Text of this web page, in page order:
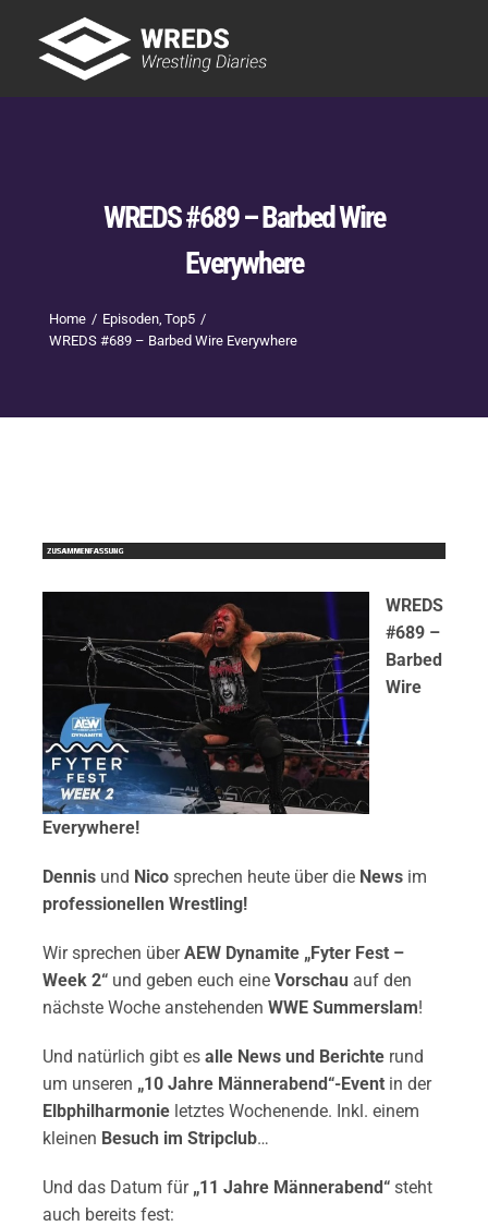
content
WREDS #689 – Barbed Wire
Everywhere
Home Episoden Top5
WREDS #689 – Barbed Wire Everywhere
WREDS
#689 –
Barbed
Wire
Everywhere!
Dennis und Nico sprechen heute über die News im
professionellen Wrestling!
Wir sprechen überAEW Dynamite „Fyter Fest –
Week 2“ und geben euch eine Vorschau auf den
nächste Woche anstehenden WWE Summerslam!
Und natürlich gibt es alle News und Berichterund
um unseren „10 Jahre Männerabend“-Eventin der
Elbphilharmonieletztes Wochenende. Inkl. einem
kleinen Besuch im Stripclub…
Und das Datum für „11 Jahre Männerabend“steht
auch bereits fest: